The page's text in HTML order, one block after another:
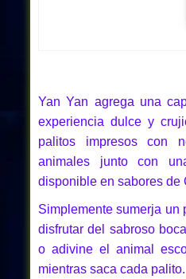
Yan Yan agrega una
experiencia dulce y
palitos impresos con
animales junto con
disponible en sabores de
Simplemente sumerja un
disfrutar del sabroso
o adivine el animal
mientras saca cada palito.